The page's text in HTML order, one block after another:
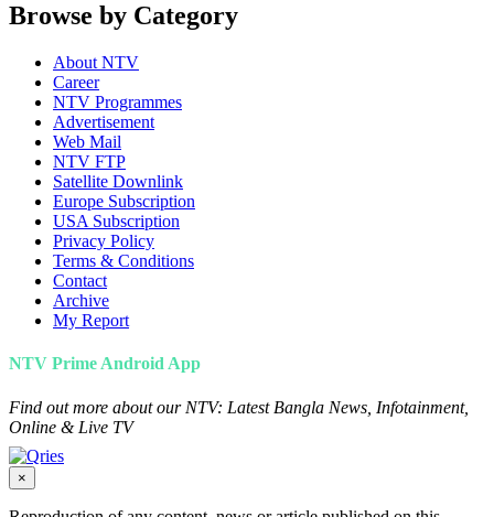
Browse by Category
About NTV
Career
NTV Programmes
Advertisement
Web Mail
NTV FTP
Satellite Downlink
Europe Subscription
USA Subscription
Privacy Policy
Terms & Conditions
Contact
Archive
My Report
NTV Prime Android App
Find out more about our NTV: Latest Bangla News, Infotainment,
Online & Live TV
×